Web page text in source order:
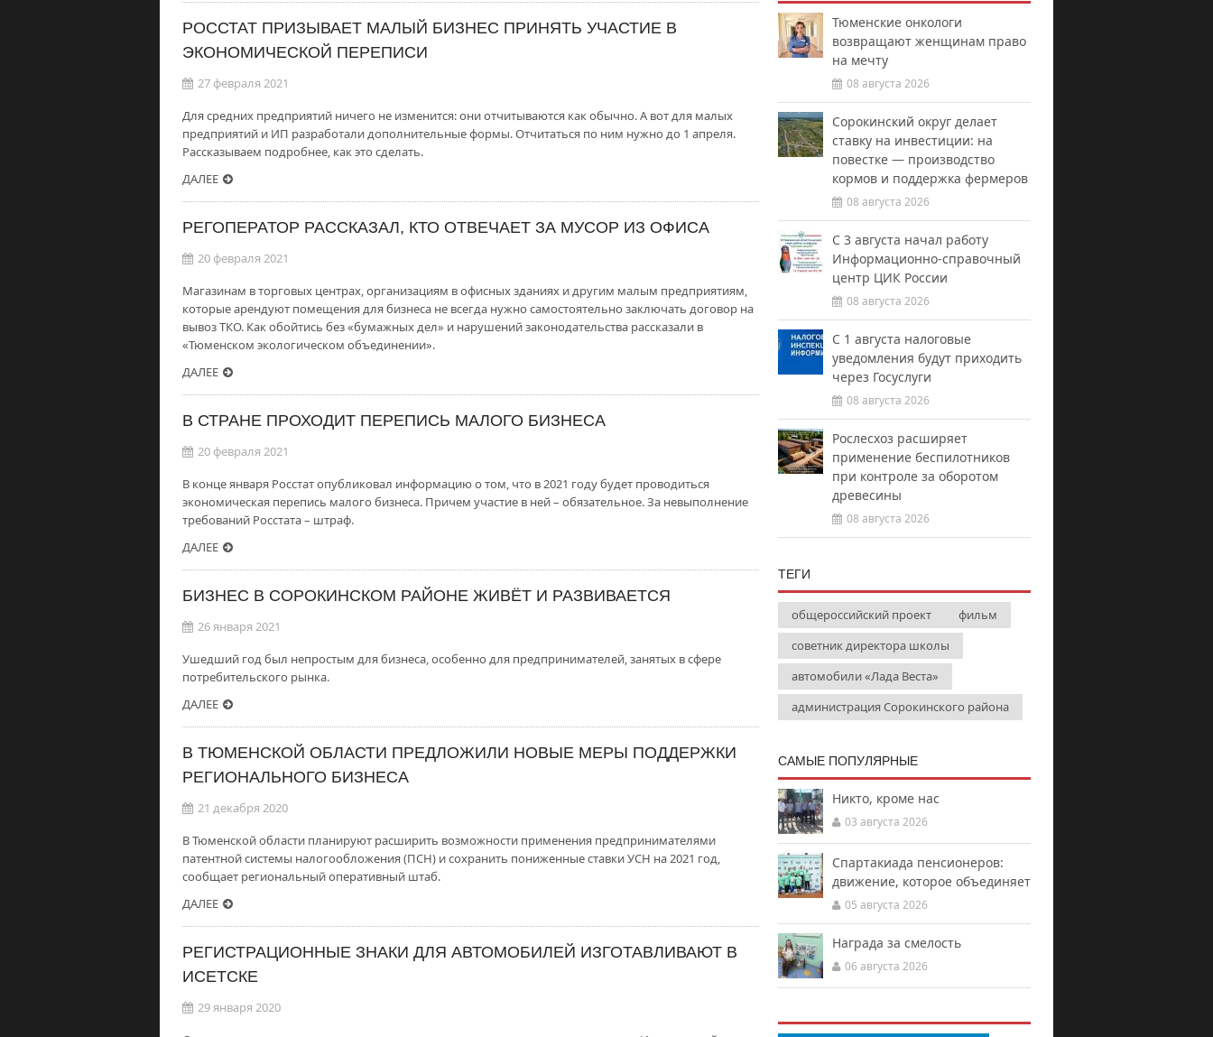
РОССТАТ ПРИЗЫВАЕТ МАЛЫЙ БИЗНЕС ПРИНЯТЬ УЧАСТИЕ В
ЭКОНОМИЧЕСКОЙ ПЕРЕПИСИ
27 февраля 2021
Для средних предприятий ничего не изменится: они отчитываются как обычно. А вот для малых
предприятий и ИП разработали дополнительные формы. Отчитаться по ним нужно до 1 апреля.
Рассказываем подробнее, как это сделать.
ДАЛЕЕ
РЕГОПЕРАТОР РАССКАЗАЛ, КТО ОТВЕЧАЕТ ЗА МУСОР ИЗ ОФИСА
20 февраля 2021
Магазинам в торговых центрах, организациям в офисных зданиях и другим малым предприятиям,
которые арендуют помещения для бизнеса не всегда нужно самостоятельно заключать договор на
вывоз ТКО. Как обойтись без «бумажных дел» и нарушений законодательства рассказали в
«Тюменском экологическом объединении».
ДАЛЕЕ
В СТРАНЕ ПРОХОДИТ ПЕРЕПИСЬ МАЛОГО БИЗНЕСА
20 февраля 2021
В конце января Росстат опубликовал информацию о том, что в 2021 году будет проводиться
экономическая перепись малого бизнеса. Причем участие в ней – обязательное. За невыполнение
требований Росстата – штраф.
ДАЛЕЕ
БИЗНЕС В СОРОКИНСКОМ РАЙОНЕ ЖИВЁТ И РАЗВИВАЕТСЯ
26 января 2021
Ушедший год был непростым для бизнеса, особенно для предпринимателей, занятых в сфере
потребительского рынка.
ДАЛЕЕ
В ТЮМЕНСКОЙ ОБЛАСТИ ПРЕДЛОЖИЛИ НОВЫЕ МЕРЫ ПОДДЕРЖКИ
РЕГИОНАЛЬНОГО БИЗНЕСА
21 декабря 2020
В Тюменской области планируют расширить возможности применения предпринимателями
патентной системы налогообложения (ПСН) и сохранить пониженные ставки УСН на 2021 год,
сообщает региональный оперативный штаб.
ДАЛЕЕ
РЕГИСТРАЦИОННЫЕ ЗНАКИ ДЛЯ АВТОМОБИЛЕЙ ИЗГОТАВЛИВАЮТ В
ИСЕТСКЕ
29 января 2020
Тюменские онкологи
возвращают женщинам право
на мечту
08 августа 2026
Сорокинский округ делает
ставку на инвестиции: на
повестке — производство
кормов и поддержка фермеров
08 августа 2026
С 3 августа начал работу
Информационно-справочный
центр ЦИК России
08 августа 2026
С 1 августа налоговые
уведомления будут приходить
через Госуслуги
08 августа 2026
Рослесхоз расширяет
применение беспилотников
при контроле за оборотом
древесины
08 августа 2026
ТЕГИ
общероссийский проект
фильм
советник директора школы
автомобили «Лада Веста»
администрация Сорокинского района
САМЫЕ ПОПУЛЯРНЫЕ
Никто, кроме нас
03 августа 2026
Спартакиада пенсионеров:
движение, которое объединяет
05 августа 2026
Награда за смелость
06 августа 2026